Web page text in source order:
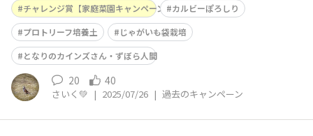
チャレンジ賞【家庭菜園キャンペーン2025】カルビーぽろしり
プロトリーフ培養土
じゃがいも袋栽培
となりのカインズさん・ずぼら人間
20 40
さいく💚 | 2025/07/26 | 過去のキャンペーン